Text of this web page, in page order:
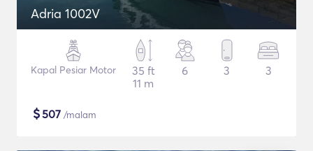
Adria 1002V
Kapal Pesiar Motor
35 ft
11 m
6 3 3
$507 /malam